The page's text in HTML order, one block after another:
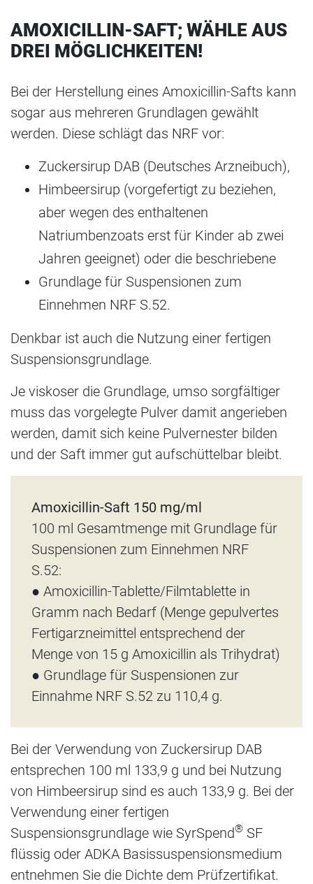
AMOXICILLIN-SAFT; WÄHLE AUS
DREI MÖGLICHKEITEN!
Bei der Herstellung eines Amoxicillin-Safts kann
sogar aus mehreren Grundlagen gewählt
werden. Diese schlägt das NRF vor:
Zuckersirup DAB (Deutsches Arzneibuch),
Himbeersirup (vorgefertigt zu beziehen,
aber wegen des enthaltenen
Natriumbenzoats erst für Kinder ab zwei
Jahren geeignet) oder die beschriebene
Grundlage für Suspensionen zum
Einnehmen NRF S.52.
Denkbar ist auch die Nutzung einer fertigen
Suspensionsgrundlage.
Je viskoser die Grundlage, umso sorgfältiger
muss das vorgelegte Pulver damit angerieben
werden, damit sich keine Pulvernester bilden
und der Saft immer gut aufschüttelbar bleibt.
Amoxicillin-Saft 150 mg/ml
100 ml Gesamtmenge mit Grundlage für
Suspensionen zum Einnehmen NRF
S.52:
● Amoxicillin-Tablette/Filmtablette in
Gramm nach Bedarf (Menge gepulvertes
Fertigarzneimittel entsprechend der
Menge von 15 g Amoxicillin als Trihydrat)
● Grundlage für Suspensionen zur
Einnahme NRF S.52 zu 110,4 g.
Bei der Verwendung von Zuckersirup DAB
entsprechen 100 ml 133,9 g und bei Nutzung
von Himbeersirup sind es auch 133,9 g. Bei der
Verwendung einer fertigen
Suspensionsgrundlage wie SyrSpend® SF
flüssig oder ADKA Basissuspensionsmedium
entnehmen Sie die Dichte dem Prüfzertifikat.